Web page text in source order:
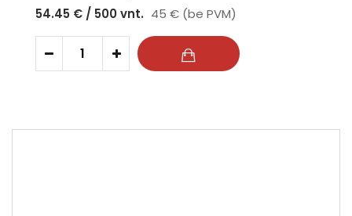
54.45 € / 500 vnt. 45 € (be PVM)
- +